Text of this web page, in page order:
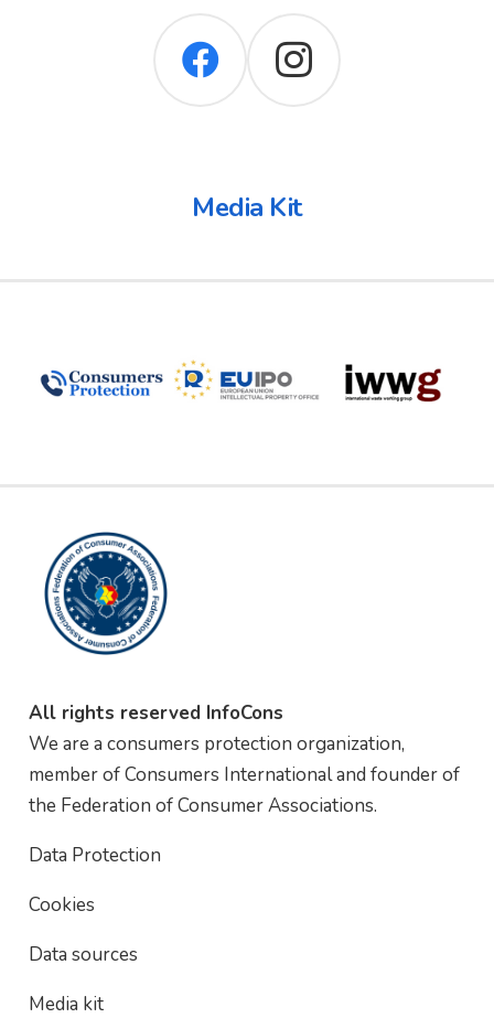
Media Kit
All rights reserved InfoCons
We are a consumers protection organization,
member of Consumers International and founder of
the Federation of Consumer Associations.
Data Protection
Cookies
Data sources
Media kit